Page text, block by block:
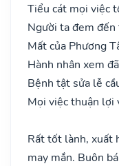
Tiểu cát mọi việc
Người ta đem
Mất của Phương
Hành nhân xem
Bệnh tật sửa lễ
Mọi việc thuận lợi
Rất tốt lành, xuất
may mắn. Buôn